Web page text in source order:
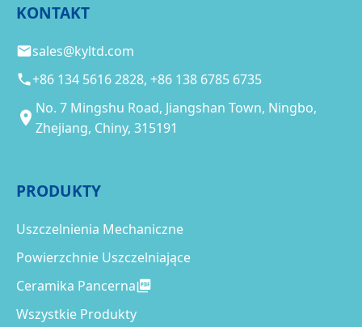
KONTAKT
sales@kyltd.com
+86 134 5616 2828, +86 138 6785 6735
No. 7 Mingshu Road, Jiangshan Town, Ningbo,
Zhejiang, Chiny, 315191
PRODUKTY
Uszczelnienia Mechaniczne
Powierzchnie Uszczelniające
Ceramika Pancerna
Wszystkie Produkty